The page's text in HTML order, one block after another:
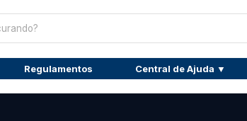
Regulamentos Central de Ajuda ▼